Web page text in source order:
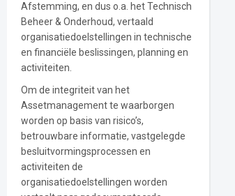
Afstemming, en dus o.a. het Technisch
Beheer & Onderhoud, vertaald
organisatiedoelstellingen in technische
en financiële beslissingen, planning en
activiteiten.
Om de integriteit van het
Assetmanagement te waarborgen
worden op basis van risico’s,
betrouwbare informatie, vastgelegde
besluitvormingsprocessen en
activiteiten de
organisatiedoelstellingen worden